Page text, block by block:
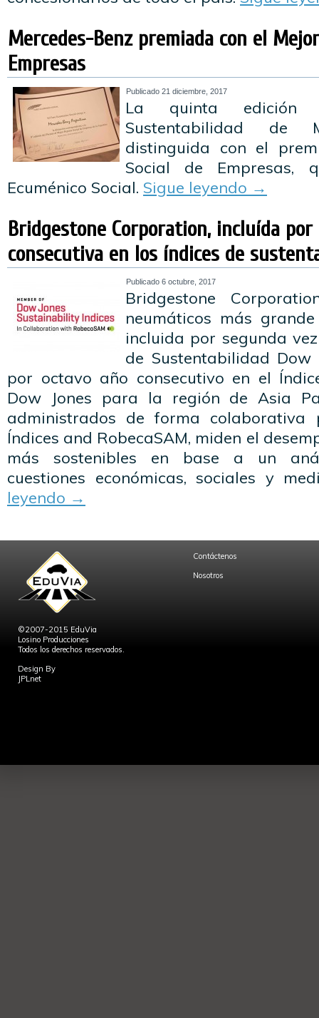
Mercedes-Benz premiada con el
Empresas
Publicado 21 diciembre, 2017
La quinta edición
Sustentabilidad de
distinguida con el
Social de Empresas,
Ecuménico Social. Sigue leyendo →
Bridgestone Corporation, incluída por
consecutiva en los índices de
Publicado 6 octubre, 2017
Bridgestone
neumáticos más
incluida por segunda
de Sustentabilidad Dow
por octavo año consecutivo en el
Dow Jones para la región de Asia
administrados de forma colaborativa
Índices and RobecaSAM, miden el
más sostenibles en base a un
cuestiones económicas, sociales y
leyendo →
©2007-2015 EduVia
Losino Producciones
Todos los derechos reservados.
Design By
JPLnet
Contáctenos
Nosotros